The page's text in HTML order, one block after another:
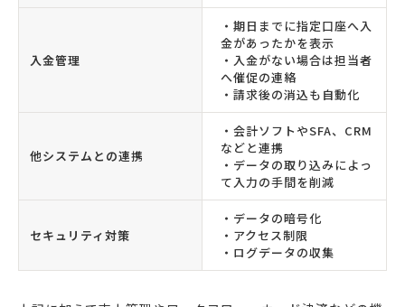
入金管理
・期日までに指定口座へ入
金があったかを表示
・入金がない場合は担当者
へ催促の連絡
・請求後の消込も自動化
他システムとの連携
・会計ソフトやSFA、CRM
などと連携
・データの取り込みによっ
て入力の手間を削減
セキュリティ対策
・データの暗号化
・アクセス制限
・ログデータの収集